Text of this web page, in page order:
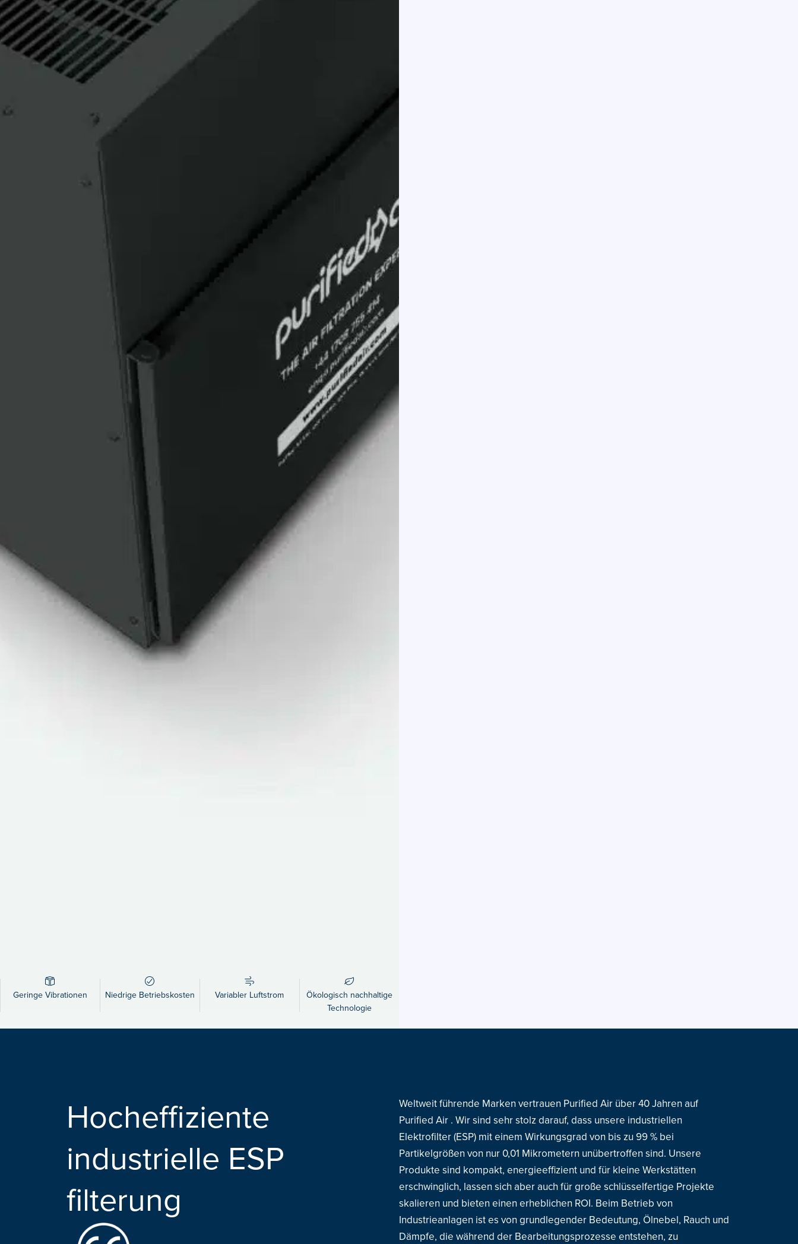
Geringe Vibrationen Niedrige Betriebskosten Variabler Luftstrom
Ökologisch nachhaltige
Technologie
Hocheffiziente
industrielle ESP
filterung
Weltweit führende Marken vertrauen Purified Air über 40 Jahren auf
Purified Air . Wir sind sehr stolz darauf, dass unsere industriellen
Elektrofilter (ESP) mit einem Wirkungsgrad von bis zu 99 % bei
Partikelgrößen von nur 0,01 Mikrometern unübertroffen sind. Unsere
Produkte sind kompakt, energieeffizient und für kleine Werkstätten
erschwinglich, lassen sich aber auch für große schlüsselfertige Projekte
skalieren und bieten einen erheblichen ROI. Beim Betrieb von
Industrieanlagen ist es von grundlegender Bedeutung, Ölnebel, Rauch und
Dämpfe, die während der Bearbeitungsprozesse entstehen, zu